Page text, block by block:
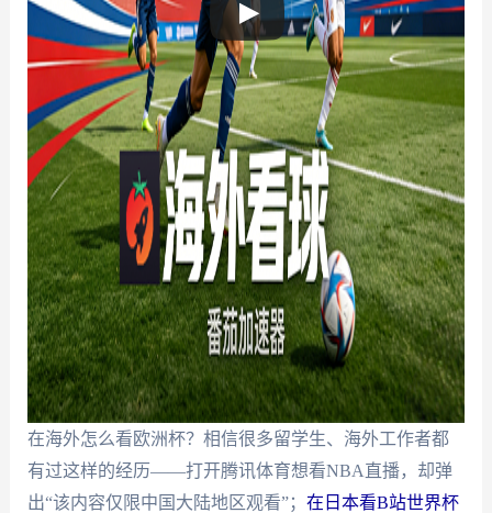
在海外怎么看欧洲杯？相信很多留学生、海外工作者都
有过这样的经历——打开腾讯体育想看NBA直播，却弹
出“该内容仅限中国大陆地区观看”； 在日本看B站世界杯